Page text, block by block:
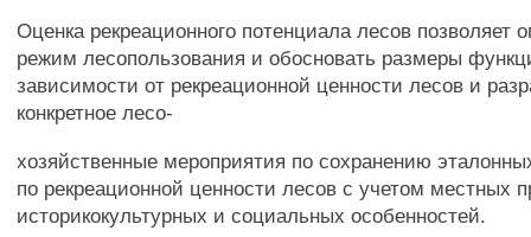
Оценка рекреационного потенциала лесов позволяет
режим лесопользования и обосновать размеры
зависимости от рекреационной ценности лесов и
конкретное лесо-
хозяйственные мероприятия по сохранению
по рекреационной ценности лесов с учетом местных
историкокультурных и социальных особенностей.